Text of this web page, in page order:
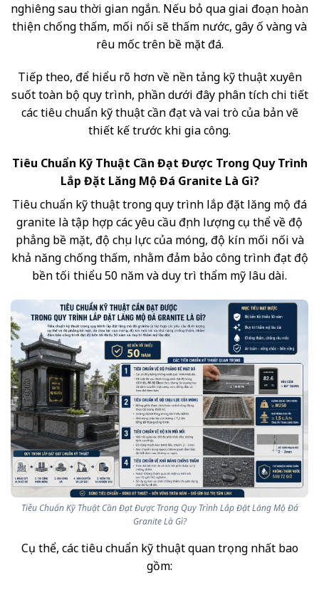
nghiêng sau thời gian ngắn. Nếu bỏ qua giai đoạn hoàn
thiện chống thấm, mối nối sẽ thấm nước, gây ố vàng và
rêu mốc trên bề mặt đá.
Tiếp theo, để hiểu rõ hơn về nền tảng kỹ thuật xuyên
suốt toàn bộ quy trình, phần dưới đây phân tích chi tiết
các tiêu chuẩn kỹ thuật cần đạt và vai trò của bản vẽ
thiết kế trước khi gia công.
Tiêu Chuẩn Kỹ Thuật Cần Đạt Được Trong Quy Trình
Lắp Đặt Lăng Mộ Đá Granite Là Gì?
Tiêu chuẩn kỹ thuật trong quy trình lắp đặt lăng mộ đá
granite là tập hợp các yêu cầu định lượng cụ thể về độ
phẳng bề mặt, độ chịu lực của móng, độ kín mối nối và
khả năng chống thấm, nhằm đảm bảo công trình đạt độ
bền tối thiểu 50 năm và duy trì thẩm mỹ lâu dài.
Tiêu Chuẩn Kỹ Thuật Cần Đạt Được Trong Quy Trình Lắp Đặt Lăng Mộ Đá
Granite Là Gì?
Cụ thể, các tiêu chuẩn kỹ thuật quan trọng nhất bao
gồm: